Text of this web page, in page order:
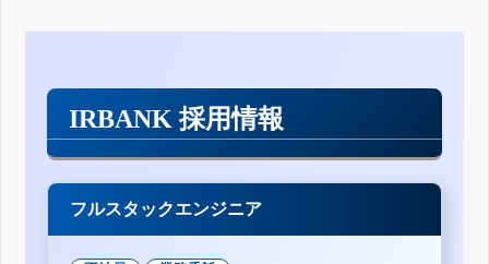
IRBANK 採用情報
フルスタックエンジニア